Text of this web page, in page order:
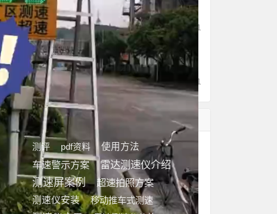
装测速系统
10/11
182
什么是雷达测速反馈屏？
03/21
878
信息分类
测评 pdf资料 使用方法
车速警示方案
雷达测速仪介绍
测速屏案例
超速拍照方案
测速仪安装 移动推车式测速